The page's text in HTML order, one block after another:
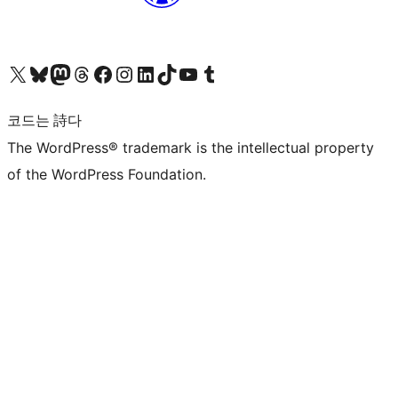
X(이전 트위터) 계정 방문하기블루스카이 계정 방문하기마스토돈 계정 방문하기스레드 계정 방문하기 페이스북 페이지 방문하기인스타그램 계정 방문하기 LinkedIn 계정 방문하기틱톡 계정 방문하기유튜브 채널 방문하기 텀블러 계정 방문하기
코드는 詩다
The WordPress® trademark is the intellectual property
of the WordPress Foundation.